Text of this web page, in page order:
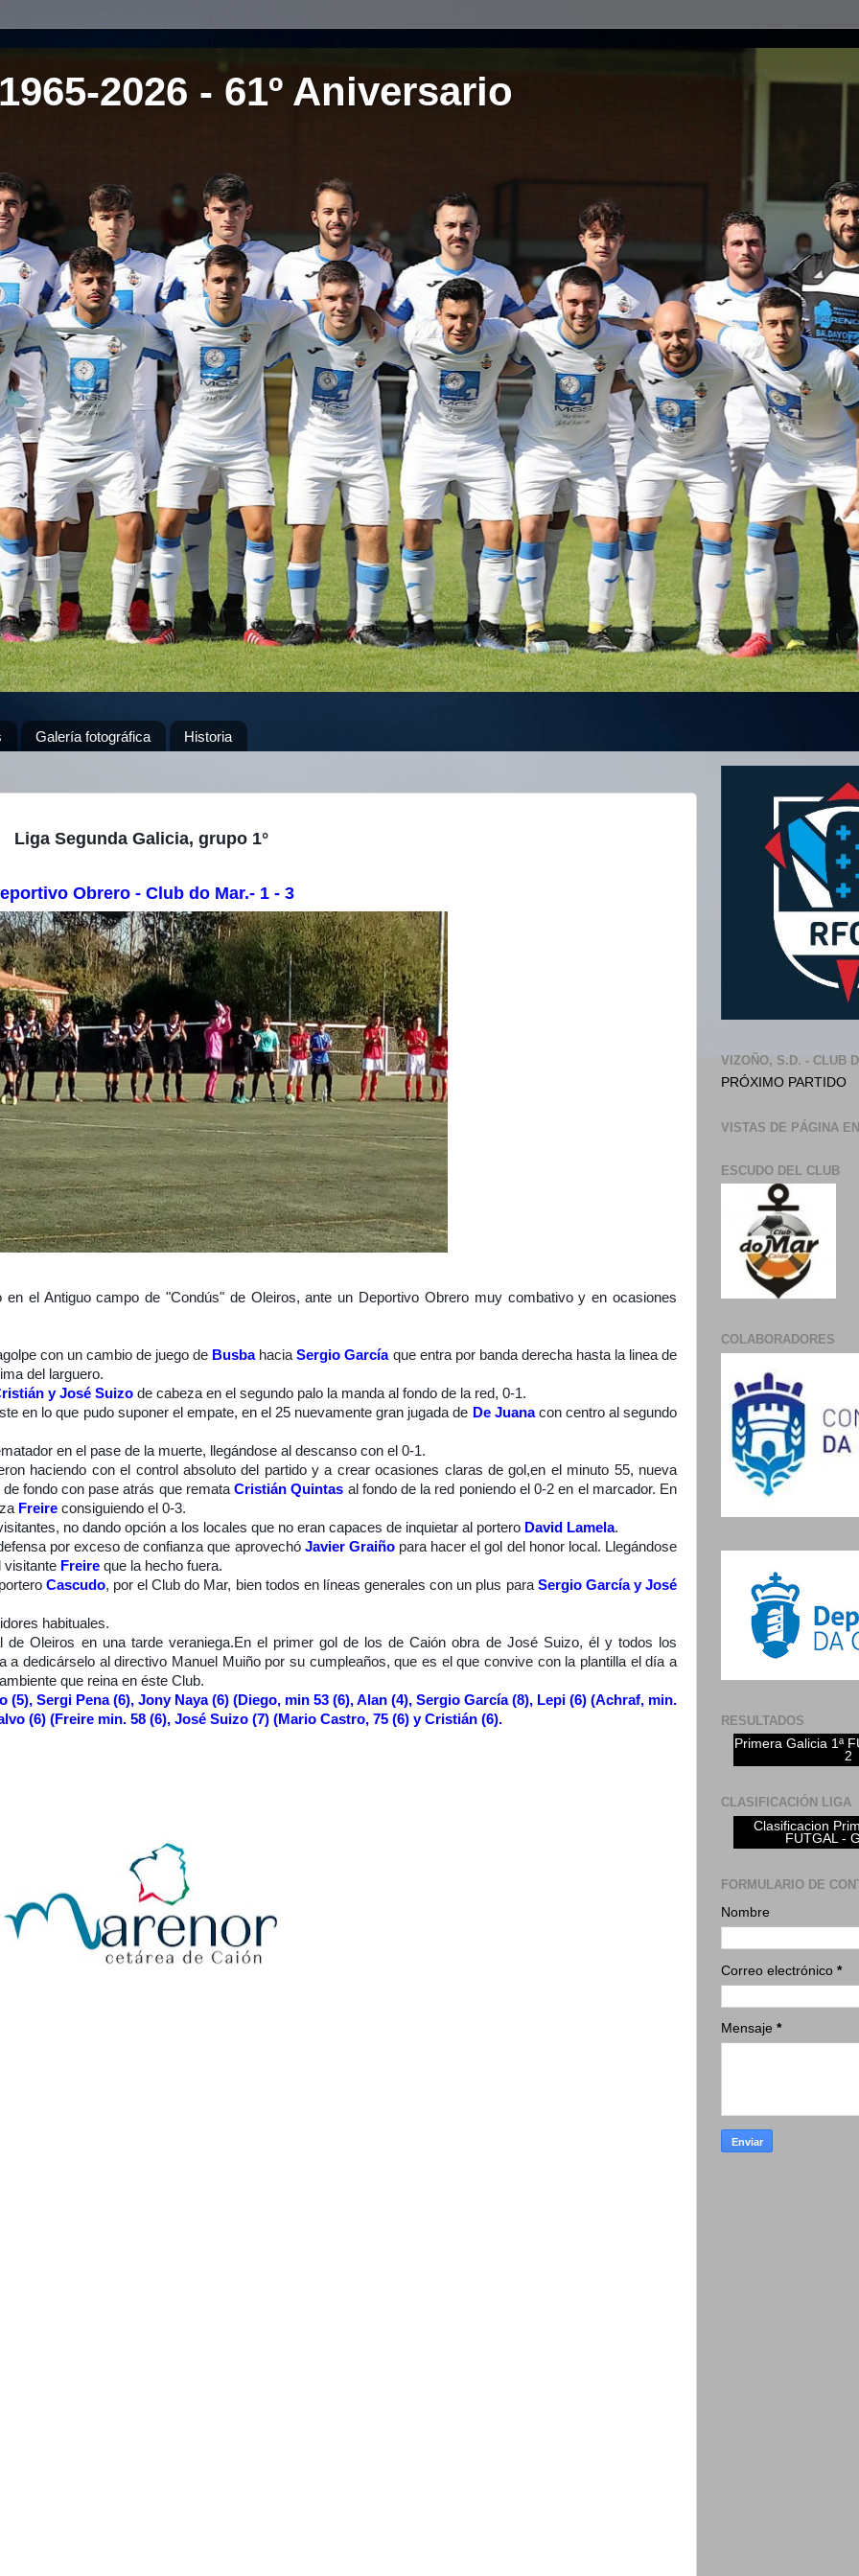
2026 - 61º Aniversario
Galería fotográfica Historia
Liga Segunda Galicia, grupo 1°
Obrero - Club do Mar.- 1 - 3
el Antiguo campo de "Condús" de Oleiros, ante un Deportivo Obrero muy combativo y en ocasiones
con un cambio de juego de Busba haciaSergio Garcíaque entra por banda derecha hasta la linea de
del larguero.
y José Suizo de cabeza en el segundo palo la manda al fondo de la red, 0-1.
en lo que pudo suponer el empate, en el 25 nuevamente gran jugada de De Juanacon centro al segundo
en el pase de la muerte, llegándose al descanso con el 0-1.
haciendo con el control absoluto del partido y a crear ocasiones claras de gol,en el minuto 55, nueva
fondo con pase atrás que remataCristián Quintas al fondo de la red poniendo el 0-2 en el marcador. En
Freire consiguiendo el 0-3.
no dando opción a los locales que no eran capaces de inquietar al portero David Lamela.
por exceso de confianza que aprovechó Javier Graiñopara hacer el gol del honor local. Llegándose
visitante Freire que la hecho fuera.
Cascudo, por el Club do Mar, bien todos en líneas generales con un plus paraSergio García y José
habituales.
Oleiros en una tarde veraniega.En el primer gol de los de Caión obra de José Suizo, él y todos los
a dedicárselo al directivo Manuel Muiño por su cumpleaños, que es el que convive con la plantilla el día a
que reina en éste Club.
(5), Sergi Pena (6), Jony Naya (6) (Diego, min 53 (6), Alan (4), Sergio García (8), Lepi (6) (Achraf, min.
(6) (Freire min. 58 (6), José Suizo (7) (Mario Castro, 75 (6) y Cristián (6).
VIZOÑO, S.D. - CLUB
PRÓXIMO PARTIDO
VISTAS DE PÁGINA
ESCUDO DEL CLUB
COLABORADORES
RESULTADOS
Primera Galicia 1ª
2
CLASIFICACIÓN LIGA
Clasificacion
FUTGAL -
FORMULARIO DE
Nombre
Correo electrónico *
Mensaje *